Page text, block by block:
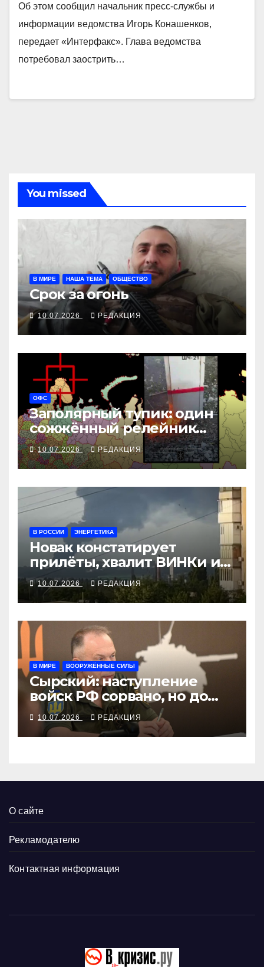
Об этом сообщил начальник пресс-службы и
информации ведомства Игорь Конашенков,
передает «Интерфакс». Глава ведомства
потребовал заострить…
You missed
В МИРЕ НАША ТЕМА ОБЩЕСТВО
Срок за огонь
10.07.2026 РЕДАКЦИЯ
ОФС
Заполярный тупик: один
сожжённый релейник
парализовал
стратегический тыл
режима
10.07.2026 РЕДАКЦИЯ
В РОССИИ ЭНЕРГЕТИКА
Новак констатирует
прилёты, хвалит ВИНКи и
ругает перекупщиков
10.07.2026 РЕДАКЦИЯ
В МИРЕ ВООРУЖЁННЫЕ СИЛЫ
Сырский: наступление
войск РФ сорвано, но до
перелома в войне далеко
10.07.2026 РЕДАКЦИЯ
О сайте
Рекламодателю
Контактная информация